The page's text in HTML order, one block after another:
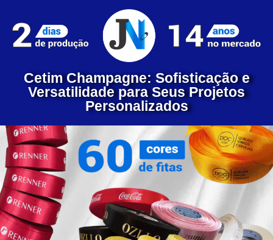
Cetim Champagne: Sofisticação e
Versatilidade para Seus Projetos
Personalizados